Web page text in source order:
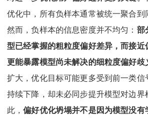
优化中，所有负样本通常被统一聚合到
然而，负样本的信息密度并不均匀： 部
型已经掌握的粗粒度偏好差异，而接近
更能暴露模型尚未解决的细粒度偏好歧
扩大，优化目标可能更多受到前一类信
持续下降，却未必同步提升模型对边界
此，偏好优化坍塌并不是因为模型没有